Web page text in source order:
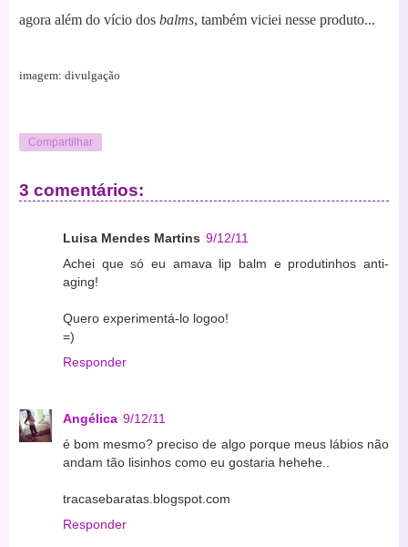
agora além do vício dos balms, também viciei nesse produto...
imagem: divulgação
Compartilhar
3 comentários:
Luisa Mendes Martins 9/12/11
Achei que só eu amava lip balm e produtinhos anti-
aging!
Quero experimentá-lo logoo!
=)
Responder
Angélica 9/12/11
é bom mesmo? preciso de algo porque meus lábios não
andam tão lisinhos como eu gostaria hehehe..
tracasebaratas.blogspot.com
Responder